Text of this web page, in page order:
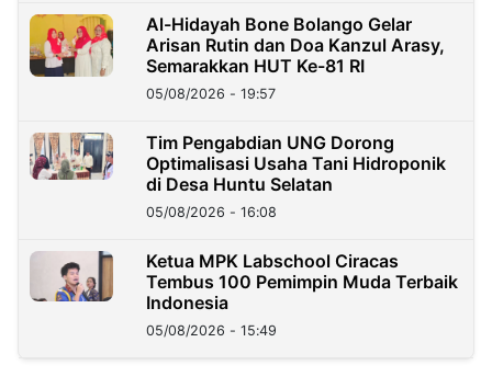
Al-Hidayah Bone Bolango Gelar
Arisan Rutin dan Doa Kanzul Arasy,
Semarakkan HUT Ke-81 RI
05/08/2026 - 19:57
‎Tim Pengabdian UNG Dorong
Optimalisasi Usaha Tani Hidroponik
di Desa Huntu Selatan
05/08/2026 - 16:08
Ketua MPK Labschool Ciracas
Tembus 100 Pemimpin Muda Terbaik
Indonesia
05/08/2026 - 15:49